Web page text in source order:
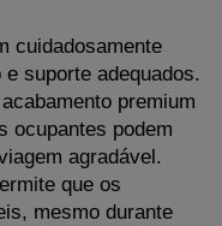
cuidadosamente
suporte adequados.
premium
ocupantes podem
agradável.
que os
mesmo durante